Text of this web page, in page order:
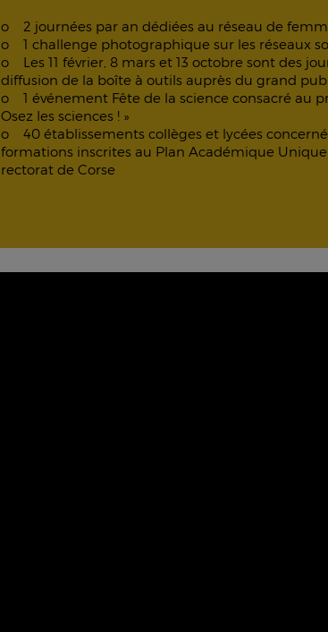
o 2 journées par an dédiées au réseau de
o 1 challenge photographique sur les réseaux
o Les 11 février, 8 mars et 13 octobre sont des
diffusion de la boîte à outils auprès du grand
o 1 événement Fête de la science consacré au
Osez les sciences ! »
o 40 établissements collèges et lycées
formations inscrites au Plan Académique
rectorat de Corse